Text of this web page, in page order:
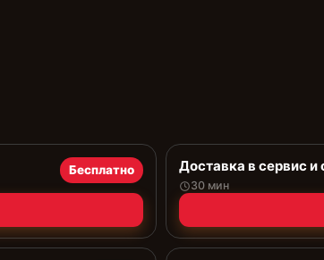
Бесплатно Доставка в сервис и
30 мин